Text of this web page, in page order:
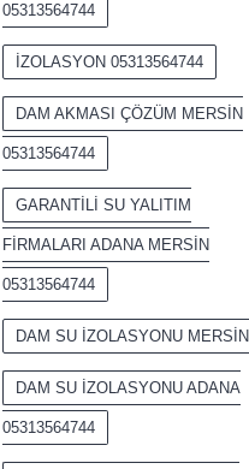
05313564744
İZOLASYON 05313564744
DAM AKMASI ÇÖZÜM MERSİN
05313564744
GARANTİLİ SU YALITIM
FİRMALARI ADANA MERSİN
05313564744
DAM SU İZOLASYONU MERSİN
DAM SU İZOLASYONU ADANA
05313564744